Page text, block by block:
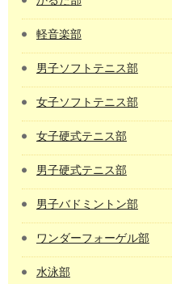
軽音楽部
男子ソフトテニス部
女子ソフトテニス部
女子硬式テニス部
男子硬式テニス部
男子バドミントン部
ワンダーフォーゲル部
水泳部